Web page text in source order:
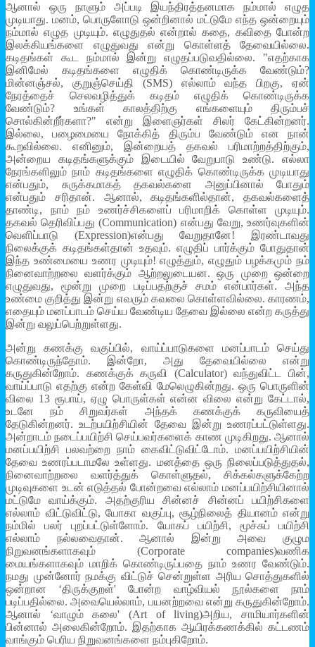
ஆனால் ஒரு நாளும் அப்படி இயந்திரத்தனமாக நம்மால் எழுத
முடியாது. மனம், பொருளோடு ஒன்றினால் மட்டுமே எந்த ஒன்றையும்
நம்மால் எழுத முடியும். எழுதுதல் என்றால் கதை, கவிதை போன்ற
இலக்கியங்களை எழுதுவது என்று கொள்ளத் தேவையில்லை.
கடிதங்கள் கூட நம்மால் இன்று எழுதப்படுவதில்லை. "எதற்காக
இனிமேல் கடிதங்களை எழுதிக் கொண்டிருக்க வேண்டும்?
மின்னஞ்சல், குறுஞ்செய்தி (SMS) எல்லாம் வந்த பிறகு, ஏன்
நேரத்தைச் செலவழித்துக் கடிதம் எழுதிக் கொண்டிருக்க
வேண்டும்? உங்கள் காலத்திற்கு எங்களையும் திரும்பச்
சொல்கின்றீர்களா?" என்று இளைஞர்கள் சிலர் கேட்கின்றனர்.
இல்லை, பழைமையை நோக்கித் திரும்ப வேண்டும் என நான்
கூறவில்லை. எனினும், இன்றையத் தகவல் பரிமாற்றத்திற்கும்,
அன்றைய கடிதங்களுக்கும் இடையில் வேறுபாடு உண்டு. எல்லா
நேரங்களிலும் நாம் கடிதங்களை எழுதிக் கொண்டிருக்க முடியாது
என்பதும், சுருக்கமாகத் தகவல்களை அனுப்பினால் போதும்
என்பதும் சரிதான். ஆனால், கடிதங்களில்தான், தகவல்களைத்
தாண்டி, நாம் நம் உணர்ச்சிகளைப் பரிமாறிக் கொள்ள முடியும்.
தகவல் தெரிவிப்பது (Communication) என்பது வேறு, உணர்வுகளின்
வெளிப்பாடு (Expression)என்பது வேறுதானே! இரண்டாவது
நிலைக்குக் கடிதங்கள்தான் உதவும். எழுதிப் பார்க்கும் போதுதான்
இந்த உண்மையை உணர முடியும்! எழுத்தும், எழுதும் பழக்கமும் நம்
நினைவாற்றலை வளர்க்கும் ஆற்றலுடையன. ஒரு முறை ஒன்றை
எழுதுவது, மூன்று முறை படிப்பதற்குச் சமம் என்பார்கள். அந்த
உண்மை குறித்து இன்று எவரும் கவலை கொள்ளவில்லை. காரணம்,
எதையும் மனப்பாடம் செய்ய வேண்டிய தேவை இல்லை என்ற கருத்து
இன்று வலுப்பெற்றுள்ளது.
அன்று கணக்கு வகுப்பில், வாய்ப்பாடுகளை மனப்பாடம் செய்து
கொண்டிருந்தோம். இன்றோ, அது தேவையில்லை என்று
கருதுகின்றோம். கணக்குக் கருவி (Calculator) வந்துவிட்ட பின்,
வாய்ப்பாடு எதற்கு என்ற கேள்வி மேலெழுகின்றது. ஒரு பொருளின்
விலை 13 ரூபாய், ஏழு பொருள்கள் என்ன விலை என்று கேட்டால்,
உடனே நம் சிறுவர்கள் அந்தக் கணக்குக் கருவியைத்
தேடுகின்றனர். உடற்பயிற்சியின் தேவை இன்று உணரப்பட்டுள்ளது.
அன்றாடம் நடைப்பயிற்சி செய்பவர்களைக் காண முடிகிறது. ஆனால்
மனப்பயிற்சி பலவற்றை நாம் கைவிட்டுவிட்டோம். மனப்பயிற்சியின்
தேவை உணரப்படாமலே உள்ளது. மனத்தை ஒரு நிலைப்படுத்துதல்,
நினைவாற்றலை வளர்த்துக் கொள்ளுதல், சிக்கல்களுக்கேற்ற
முடிவுகளை உடன் எடுத்தல் போன்றவை எல்லாம் மனப்பயிற்சியினால்
மட்டுமே வாய்க்கும். அதற்குரிய சின்னச் சின்னப் பயிற்சிகளை
எல்லாம் விட்டுவிட்டு, யோகா வகுப்பு, சூழ்நிலைத் தியானம் என்று
நம்மில் பலர் புறப்பட்டுள்ளோம். யோகப் பயிற்சி, மூச்சுப் பயிற்சி
எல்லாம் நல்லவைதான். ஆனால் இன்று அவை குழும
நிறுவனங்களாகவும் (Corporate companies)வணிக
மையங்களாகவும் மாறிக் கொண்டிருப்பதை நாம் உணர வேண்டும்.
நமது முன்னோர் நமக்கு விட்டுச் சென்றுள்ள அரிய சொத்துகளில்
ஒன்றான ‘திருக்குறள்' போன்ற வாழ்வியல் நூல்களை நாம்
படிப்பதில்லை. அவையெல்லாம், பயனற்றவை என்று கருதுகின்றோம்.
ஆனால் ‘வாழும் கலை' (Art of living)அறிய, சாமியார்களின்
பின்னால் அலைகின்றோம். இதற்காக ஆயிரக்கணக்கில் கட்டணம்
வாங்கும் பெரிய நிறுவனங்களை நம்புகிறோம்.